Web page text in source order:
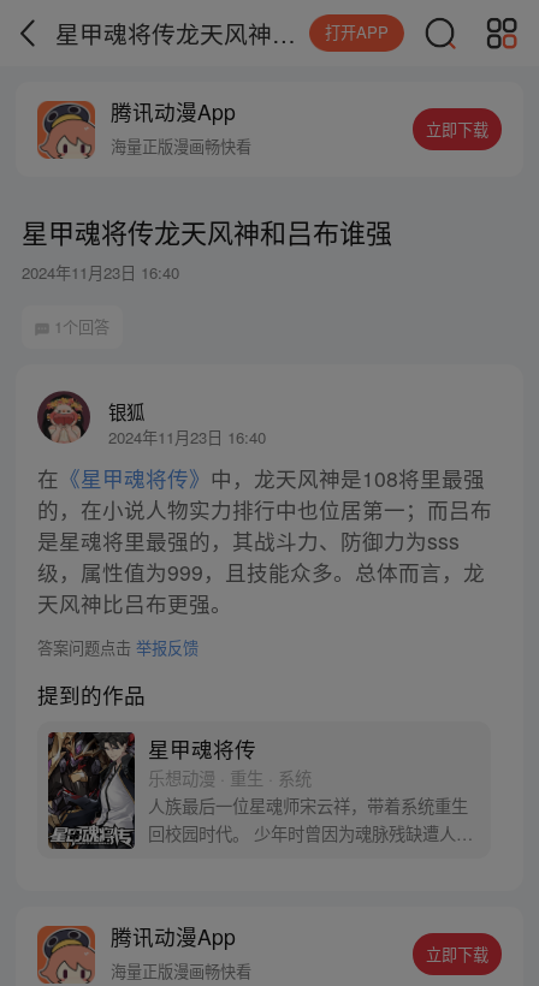
星甲魂将传龙天风神和吕布谁强 打开APP
腾讯动漫App
海量正版漫画畅快看
立即下载
星甲魂将传龙天风神和吕布谁强
2024年11月23日 16:40
1个回答
银狐
2024年11月23日 16:40
在 《星甲魂将传》 中，龙天风神是108将里最强
的，在小说人物实力排行中也位居第一；而吕布
是星魂将里最强的，其战斗力、防御力为sss
级，属性值为999，且技能众多。总体而言，龙
天风神比吕布更强。
答案问题点击 举报反馈
提到的作品
星甲魂将传
乐想动漫 · 重生 · 系统
人族最后一位星魂师宋云祥，带着系统重生
回校园时代。 少年时曾因为魂脉残缺遭人白
从此一路开挂造机甲打怪兽… 曾经后悔的
事，曾经错过的人，这一次将不留遗憾。
腾讯动漫App
海量正版漫画畅快看
立即下载